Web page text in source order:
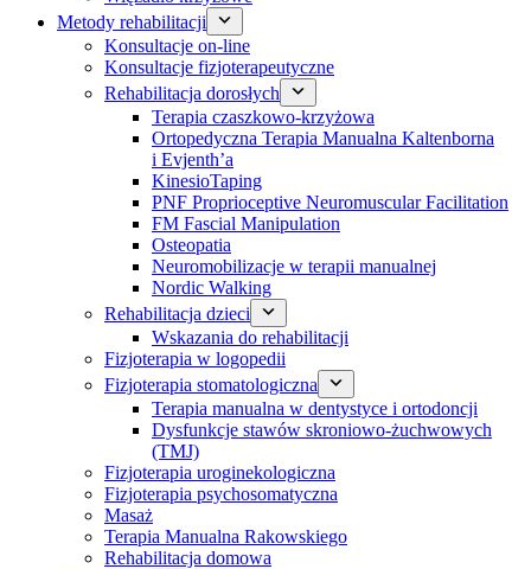
Metody rehabilitacji
Konsultacje on-line
Konsultacje fizjoterapeutyczne
Rehabilitacja dorosłych
Terapia czaszkowo-krzyżowa
Ortopedyczna Terapia Manualna Kaltenborna
i Evjenth’a
KinesioTaping
PNF Proprioceptive Neuromuscular Facilitation
FM Fascial Manipulation
Osteopatia
Neuromobilizacje w terapii manualnej
Nordic Walking
Rehabilitacja dzieci
Wskazania do rehabilitacji
Fizjoterapia w logopedii
Fizjoterapia stomatologiczna
Terapia manualna w dentystyce i ortodoncji
Dysfunkcje stawów skroniowo-żuchwowych
(TMJ)
Fizjoterapia uroginekologiczna
Fizjoterapia psychosomatyczna
Masaż
Terapia Manualna Rakowskiego
Rehabilitacja domowa